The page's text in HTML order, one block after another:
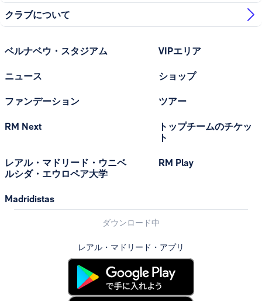
クラブについて
ベルナベウ・スタジアム
ニュース
ファンデーション
RM Next
レアル・マドリード・ウニベ
ルシダ・エウロペア大学
Madridistas
VIPエリア
ショップ
ツアー
トップチームのチケッ
ト
RM Play
ダウンロード中
レアル・マドリード・アプリ